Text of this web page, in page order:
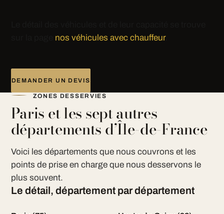
nos véhicules avec chauffeur.
DEMANDER UN DEVIS
ZONES DESSERVIES
Paris et les sept autres
départements d’Île-de-France
Voici les départements que nous couvrons et les
points de prise en charge que nous desservons le
plus souvent.
Le détail, département par département